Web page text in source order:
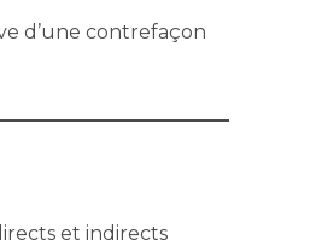
d’une contrefaçon
et indirects